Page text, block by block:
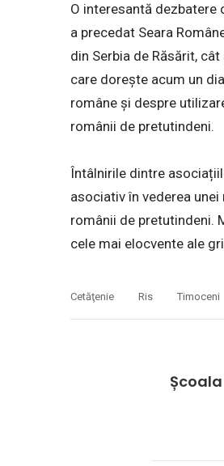
O interesantă dezbatere
a precedat Seara
din Serbia de Răsărit,
care dorește acum un
române și despre
românii de pretutindeni.
Întâlnirile dintre
asociativ în vederea
românii de pretutindeni.
cele mai elocvente ale
Cetăţenie Ris Timoceni